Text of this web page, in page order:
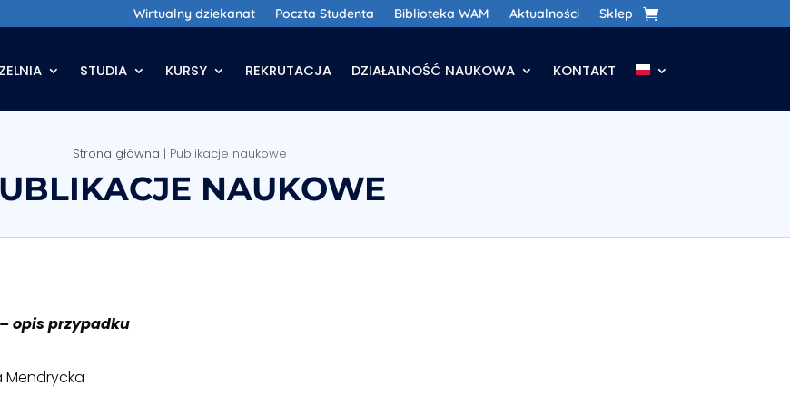
Wirtualny dziekanat Poczta Studenta Biblioteka WAM Aktualności Sklep
STUDIA KURSY REKRUTACJA DZIAŁALNOŚĆ NAUKOWA KONTAKT
Strona główna | Publikacje naukowe
NAUKOWE
opis przypadku
Mendrycka